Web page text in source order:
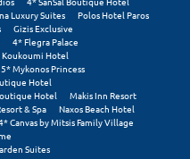
Luxury Suites
Polos Hotel Paros
Gizis Exclusive
4* Flegra Palace
Hotel
5* Mykonos Princess
Hotel
Hotel
Makis Inn Resort
& Spa
Naxos Beach Hotel
Canvas by Mitsis Family Village
Suites